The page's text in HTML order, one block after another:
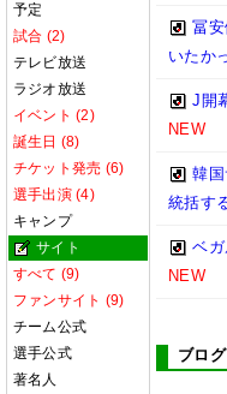
予定
試合 (2)
テレビ放送
ラジオ放送
イベント (2)
誕生日 (8)
チケット発売 (6)
選手出演 (4)
キャンプ
サイト
すべて (9)
ファンサイト (9)
チーム公式
選手公式
著名人
冨
いたか
J開
NEW
韓
統括す
ベ
NEW
ブログ